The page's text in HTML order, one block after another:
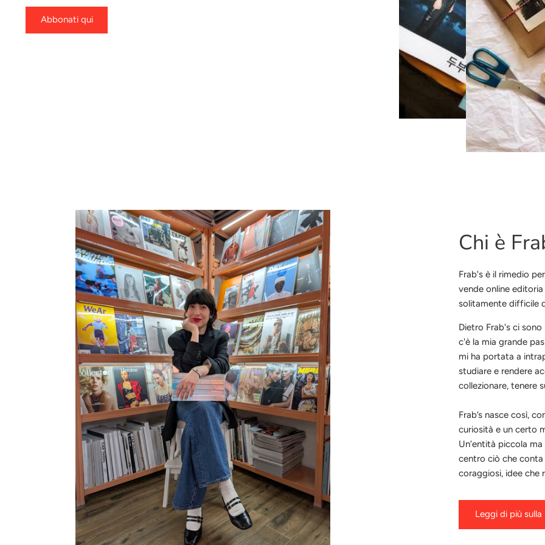
Abbonati qui
Chi è
Frab's è il rimedio
vende online
solitamente difficile
Dietro Frab's ci sono
c'è la mia grande
mi ha portata a
studiare e rendere
collezionare, tenere
Frab’s nasce così,
curiosità e un certo
Un’entità piccola
centro ciò che
coraggiosi, idee che
Leggi di più